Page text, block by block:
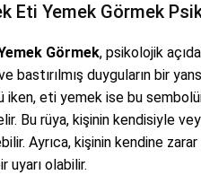
Eti Yemek Görmek
Görmek, psikolojik
bastırılmış duyguların bir
iken, eti yemek ise bu
Bu rüya, kişinin kendisiyle
Ayrıca, kişinin kendine
uyarı olabilir.